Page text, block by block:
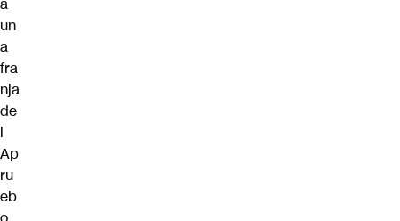
un
a
fra
nja
de
l
Ap
ru
eb